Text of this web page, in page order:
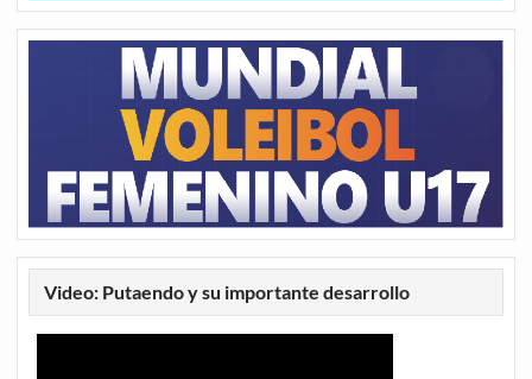
Video: Putaendo y su importante desarrollo